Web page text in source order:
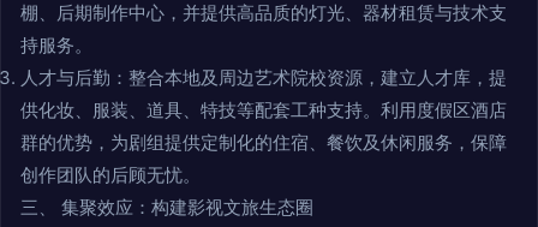
棚、后期制作中心，并提供高品质的灯光、器材租赁与技术支
持服务。
人才与后勤：整合本地及周边艺术院校资源，建立人才库，提
供化妆、服装、道具、特技等配套工种支持。利用度假区酒店
群的优势，为剧组提供定制化的住宿、餐饮及休闲服务，保障
创作团队的后顾无忧。
三、 集聚效应：构建影视文旅生态圈